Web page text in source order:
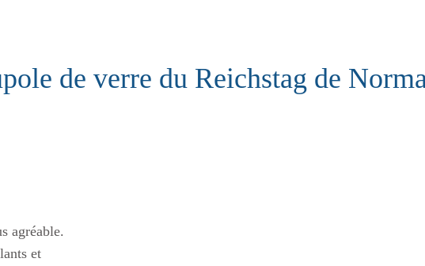
de verre du Reichstag de
agréable.
et